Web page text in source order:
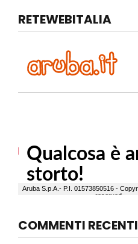
RETEWEBITALIA
COMMENTI RECENTI